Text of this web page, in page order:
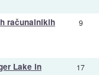
računalnikih 9
Lake in 17